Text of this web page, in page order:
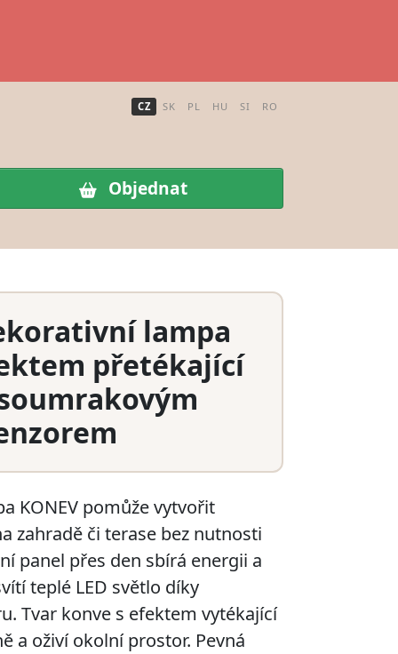
CZ SK PL HU SI RO
Objednat
lampa
přetékající
KONEV pomůže vytvořit
zahradě či terase bez nutnosti
panel přes den sbírá energii a
teplé LED světlo díky
Tvar konve s efektem vytékající
a oživí okolní prostor. Pevná